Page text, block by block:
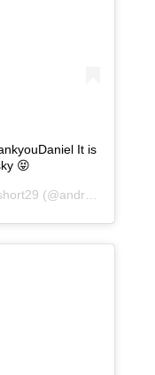
It is
😝
(@andrewshort29) el